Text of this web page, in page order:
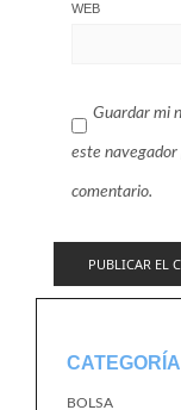
WEB
Guardar mi
este navegador
comentario.
BOLSA